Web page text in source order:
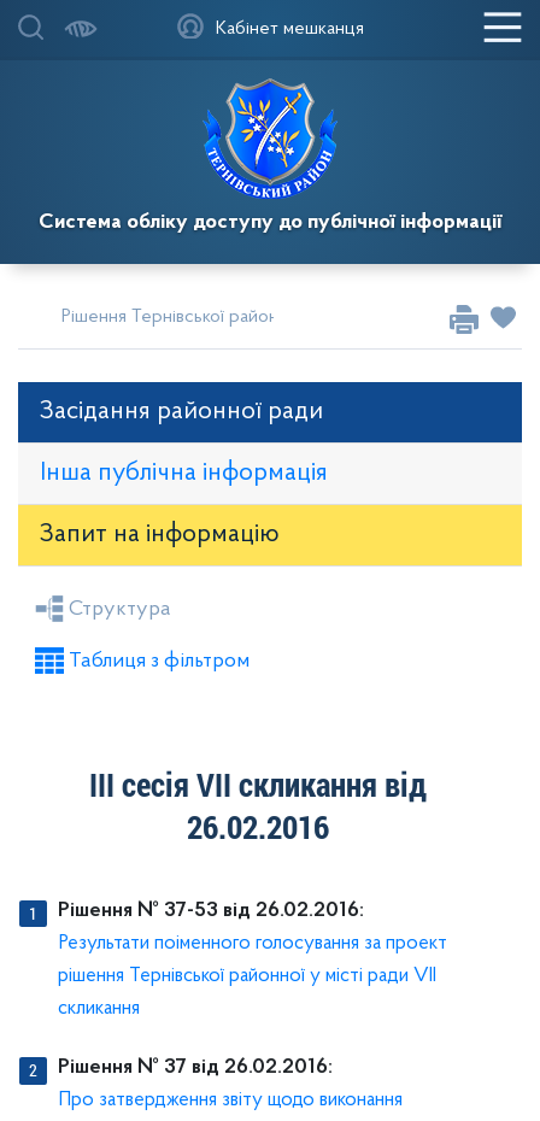
Система обліку доступу до публічної інформації
Кабінет мешканця
Рішення Тернівської районної у місті ради Сесії за 2016
Засідання районної ради
Інша публічна інформація
Запит на iнформацію
Засідання районної ради
Проекти рішень районної ради
Структура
Таблиця з фільтром
ІІІ сесія VII скликання від
26.02.2016
Рішення № 37-53 від 26.02.2016:
Результати поіменного голосування за проект
рішення Тернівської районної у місті ради VII
скликання
Рішення № 37 від 26.02.2016:
Про затвердження звіту щодо виконання